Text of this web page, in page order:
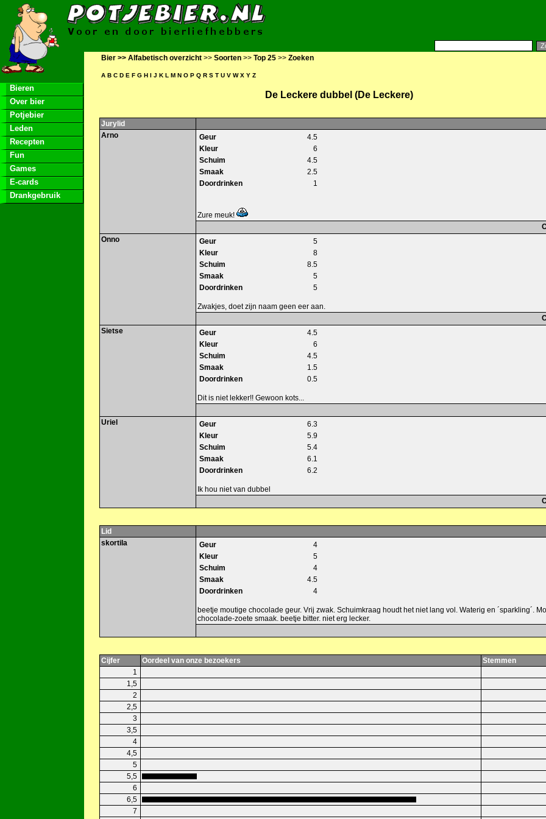
Bieren
Over bier
Potjebier
Leden
Recepten
Fun
Games
E-cards
Drankgebruik
Bier >> Alfabetisch overzicht >> Soorten >> Top 25 >> Zoeken
A B C D E F G H I J K L M N O P Q R S T U V W X Y Z
De Leckere dubbel (De Leckere)
Jurylid
Arno
Geur
4.5
Kleur
6
Schuim
4.5
Smaak
2.5
Doordrinken
1
Zure meuk!
Onno
Geur
5
Kleur
8
Schuim
8.5
Smaak
5
Doordrinken
5
Zwakjes, doet zijn naam geen eer aan.
Sietse
Geur
4.5
Kleur
6
Schuim
4.5
Smaak
1.5
Doordrinken
0.5
Dit is niet lekker!! Gewoon kots...
Uriel
Geur
6.3
Kleur
5.9
Schuim
5.4
Smaak
6.1
Doordrinken
6.2
Ik hou niet van dubbel
Lid
skortila
Geur
4
Kleur
5
Schuim
4
Smaak
4.5
Doordrinken
4
beetje moutige chocolade geur. Vrij zwak. Schuimkraag houdt het niet lang vol. Waterig en ´sparkling´.
chocolade-zoete smaak. beetje bitter. niet erg lecker.
Cijfer Oordeel van onze bezoekers
Stemmen
1
1,5
2
2,5
3
3,5
4
4,5
5
5,5
6
6,5
7